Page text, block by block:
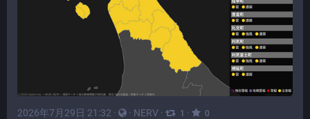
2026年7月29日 21:32 · · NERV · 1 · 0